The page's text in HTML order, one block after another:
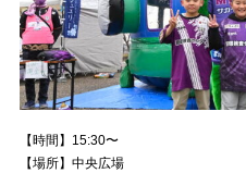
【時間】15:30〜
【場所】中央広場